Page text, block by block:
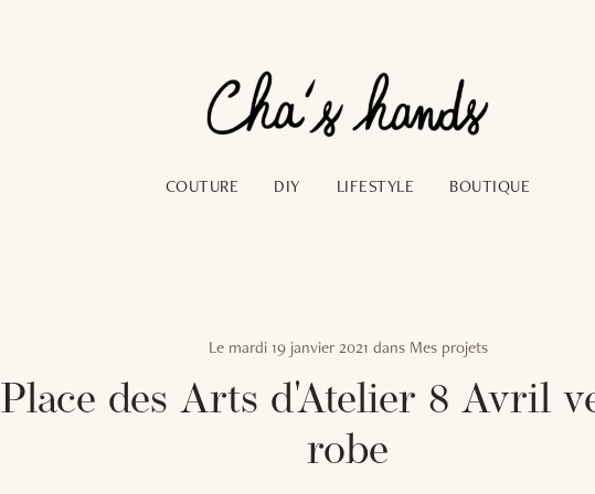
COUTURE DIY LIFESTYLE BOUTIQUE
Le mardi 19 janvier 2021 dans Mes projets
Place des Arts d'Atelier 8 Avril
robe